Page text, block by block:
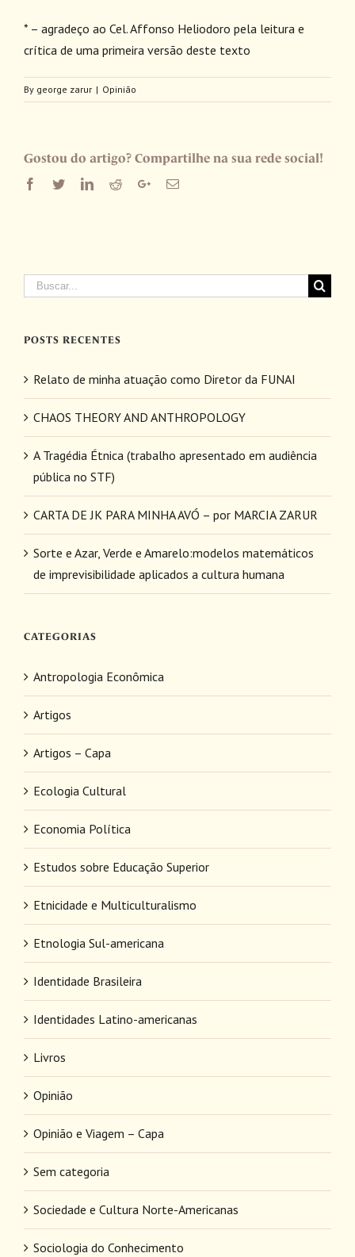
* – agradeço ao Cel. Affonso Heliodoro pela leitura e
crítica de uma primeira versão deste texto
By george zarur | Opinião
Gostou do artigo? Compartilhe na sua rede social!
Facebook
TwitterLinkedIn
RedditGoogle+Email
Buscar
POSTS RECENTES
Relato de minha atuação como Diretor da FUNAI
CHAOS THEORY AND ANTHROPOLOGY
A Tragédia Étnica (trabalho apresentado em audiência
pública no STF)
CARTA DE JK PARA MINHA AVÓ – por MARCIA ZARUR
Sorte e Azar, Verde e Amarelo:modelos matemáticos
de imprevisibilidade aplicados a cultura humana
CATEGORIAS
Antropologia Econômica
Artigos
Artigos – Capa
Ecologia Cultural
Economia Política
Estudos sobre Educação Superior
Etnicidade e Multiculturalismo
Etnologia Sul-americana
Identidade Brasileira
Identidades Latino-americanas
Livros
Opinião
Opinião e Viagem – Capa
Sem categoria
Sociedade e Cultura Norte-Americanas
Sociologia do Conhecimento